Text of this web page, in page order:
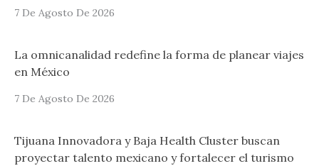
7 De Agosto De 2026
La omnicanalidad redefine la forma de planear viajes
en México
7 De Agosto De 2026
Tijuana Innovadora y Baja Health Cluster buscan
proyectar talento mexicano y fortalecer el turismo